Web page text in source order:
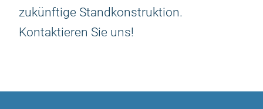
zukünftige Standkonstruktion.
Kontaktieren Sie uns!